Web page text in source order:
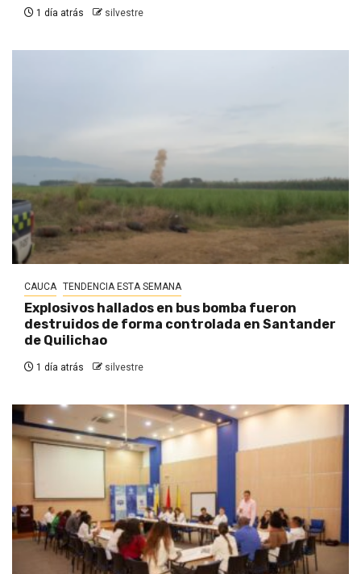
1 día atrás silvestre
CAUCA TENDENCIA ESTA SEMANA
Explosivos hallados en bus bomba fueron
destruidos de forma controlada en Santander
de Quilichao
1 día atrás silvestre